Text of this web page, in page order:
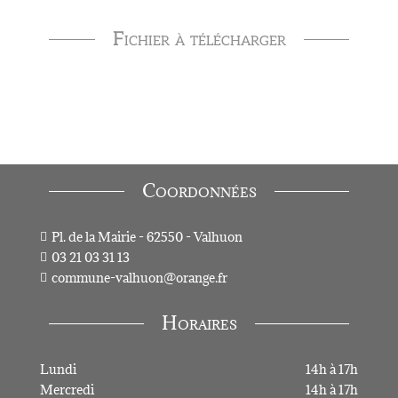
Fichier à télécharger
Coordonnées
 Pl. de la Mairie - 62550 - Valhuon
 03 21 03 31 13
 commune-valhuon@orange.fr
Horaires
Lundi
14h à 17h
Mercredi
14h à 17h